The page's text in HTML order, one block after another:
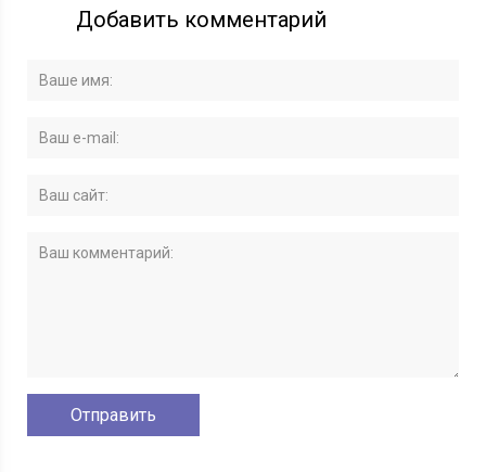
Добавить комментарий